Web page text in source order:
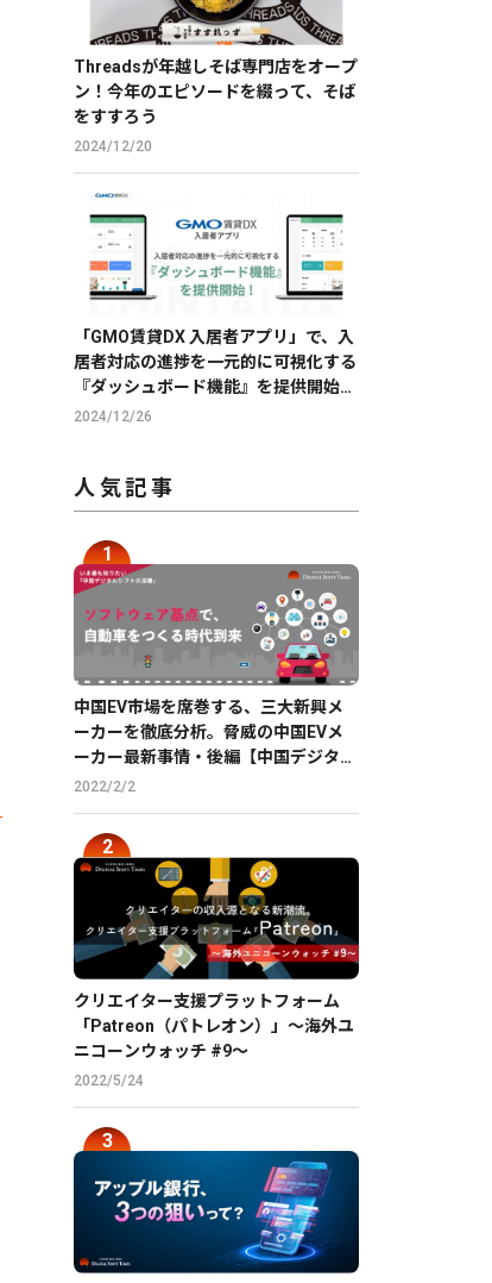
Threadsが年越しそば専門店をオープ
ン！今年のエピソードを綴って、そば
をすすろう
2024/12/20
「GMO賃貸DX 入居者アプリ」で、入
居者対応の進捗を一元的に可視化する
『ダッシュボード機能』を提供開始
【GMO ReTech】
2024/12/26
人気記事
中国EV市場を席巻する、三大新興メ
ーカーを徹底分析。脅威の中国EVメ
ーカー最新事情・後編【中国デジタル
企業最前線】
2022/2/2
クリエイター支援プラットフォーム
「Patreon（パトレオン）」〜海外ユ
ニコーンウォッチ #9〜
2022/5/24